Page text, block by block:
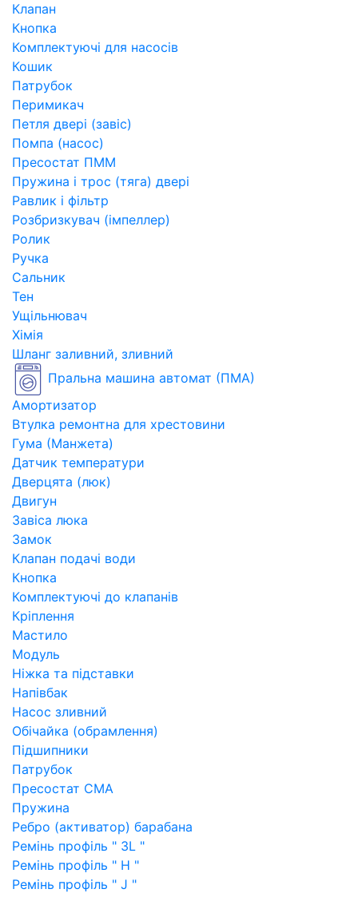
Клапан
Кнопка
Комплектуючі для насосів
Кошик
Патрубок
Перимикач
Петля двері (завіс)
Помпа (насос)
Пресостат ПММ
Пружина і трос (тяга) двері
Равлик і фільтр
Розбризкувач (імпеллер)
Ролик
Ручка
Сальник
Тен
Ущільнювач
Хімія
Шланг заливний, зливний
Пральна машина автомат (ПМА)
Амортизатор
Втулка ремонтна для хрестовини
Гума (Манжета)
Датчик температури
Дверцята (люк)
Двигун
Завіса люка
Замок
Клапан подачі води
Кнопка
Комплектуючі до клапанів
Кріплення
Мастило
Модуль
Ніжка та підставки
Напівбак
Насос зливний
Обічайка (обрамлення)
Підшипники
Патрубок
Пресостат СМА
Пружина
Ребро (активатор) барабана
Ремінь профіль " 3L "
Ремінь профіль " H "
Ремінь профіль " J "